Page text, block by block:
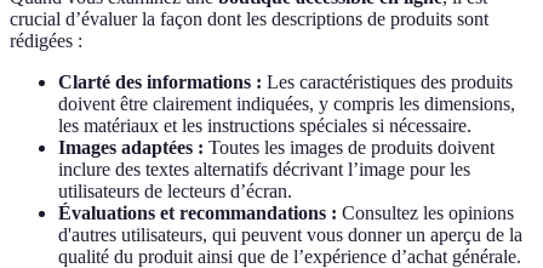
crucial d’évaluer la façon dont les descriptions de produits sont
rédigées :
Clarté des informations : Les caractéristiques des produits
doivent être clairement indiquées, y compris les dimensions,
les matériaux et les instructions spéciales si nécessaire.
Images adaptées : Toutes les images de produits doivent
inclure des textes alternatifs décrivant l’image pour les
utilisateurs de lecteurs d’écran.
Évaluations et recommandations : Consultez les opinions
d'autres utilisateurs, qui peuvent vous donner un aperçu de la
qualité du produit ainsi que de l’expérience d’achat générale.